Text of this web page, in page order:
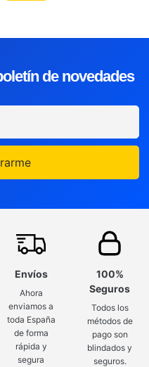
de novedades
Envíos
Ahora
enviamos a
toda España
de forma
rápida y
segura
100%
Seguros
Todos los
métodos de
pago son
blindados y
seguros.